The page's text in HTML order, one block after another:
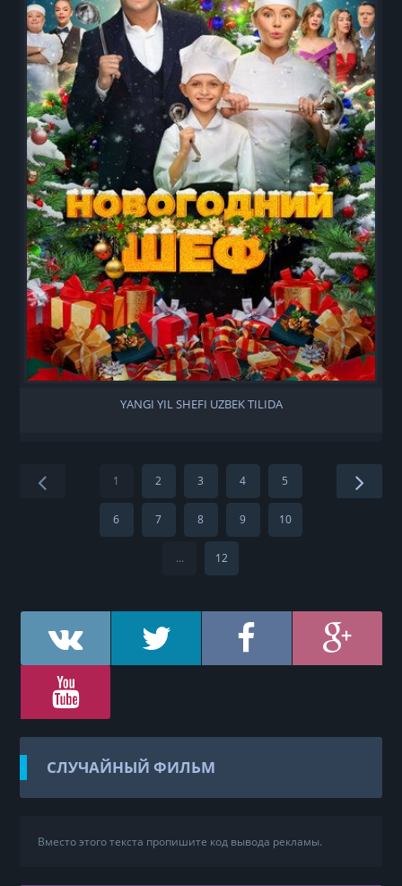
YANGI YIL SHEFI UZBEK TILIDA
1 2 3 4 5
6 7 8 9 10
... 12
СЛУЧАЙНЫЙ ФИЛЬМ
Вместо этого текста пропишите код вывода рекламы.